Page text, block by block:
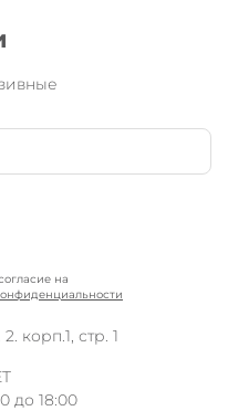
на
корп.1, стр. 1
до 18:00